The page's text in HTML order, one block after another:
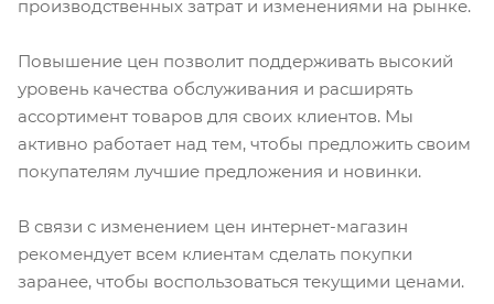
производственных затрат и изменениями на рынке.
Повышение цен позволит поддерживать высокий
уровень качества обслуживания и расширять
ассортимент товаров для своих клиентов. Мы
активно работает над тем, чтобы предложить своим
покупателям лучшие предложения и новинки.
В связи с изменением цен интернет-магазин
рекомендует всем клиентам сделать покупки
заранее, чтобы воспользоваться текущими ценами.